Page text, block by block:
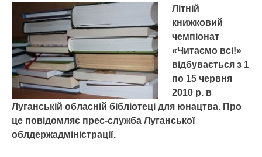
Літній
книжковий
чемпіонат
«Читаємо всі!»
відбувається з 1
по 15 червня
2010 р. в
Луганській обласній бібліотеці для юнацтва. Про
це повідомляє прес-служба Луганської
облдержадміністрації.